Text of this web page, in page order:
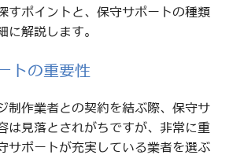
すポイントと、保守サポートの種類
に解説します。
トの重要性
制作業者との契約を結ぶ際、保守サ
は見落とされがちですが、非常に重
サポートが充実している業者を選ぶ